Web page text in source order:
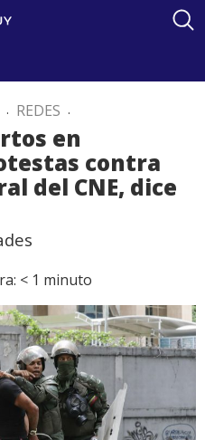
. REDES .
en
contra
del CNE, dice
< 1 minuto